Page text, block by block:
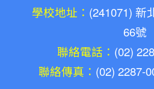
學校地址： (241071) 新
66號
聯絡電話： (02)
聯絡傳真： (02) 2287-